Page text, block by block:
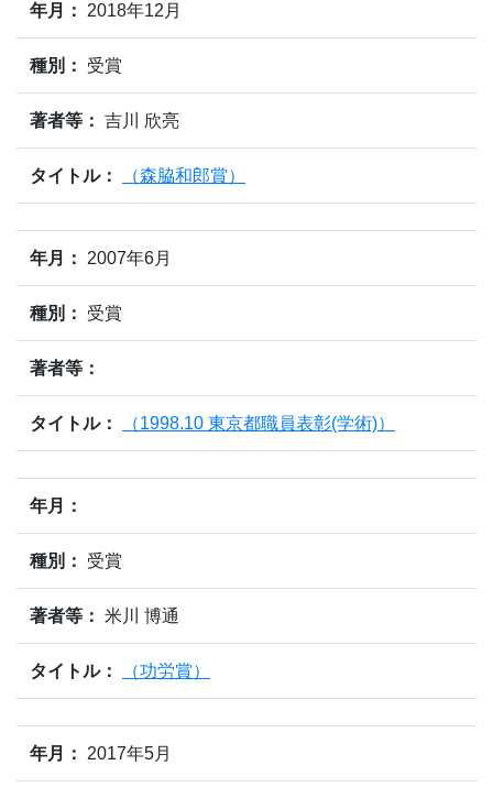
年月： 2018年12月
種別： 受賞
著者等： 吉川 欣亮
タイトル： （森脇和郎賞）
年月： 2007年6月
種別： 受賞
著者等：
タイトル： （1998.10 東京都職員表彰(学術)）
年月：
種別： 受賞
著者等： 米川 博通
タイトル： （功労賞）
年月： 2017年5月